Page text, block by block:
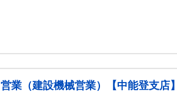
営業（建設機械営業）【中能登支店】